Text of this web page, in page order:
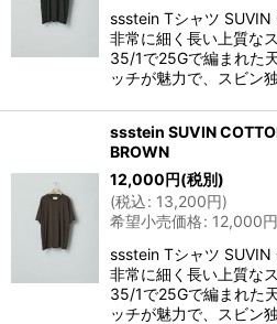
ssstein Tシャツ
非常に細く長い上質な
35/1で25Gで編まれた
ッチが魅力で、スビン
ssstein SUVIN
BROWN
12,000円(税別)
(税込: 13,200円)
希望小売価格: 12,000円
ssstein Tシャツ
非常に細く長い上質な
35/1で25Gで編まれた
ッチが魅力で、スビン